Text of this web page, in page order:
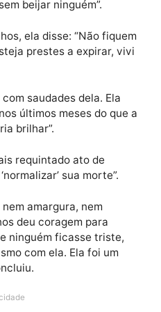
feliz”, ele
acreditam que a
acham a felicidade
E Helen
”
feroz, dizendo-lhe para
depois de sua morte –
sem beijar ninguém”.
filhos, ela disse: “Não
esteja prestes a expirar,